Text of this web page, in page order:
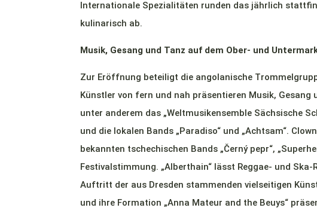
Internationale Spezialitäten runden das jährlich
kulinarisch ab.
Musik, Gesang und Tanz auf dem Ober- und
Zur Eröffnung beteiligt die angolanische
Künstler von fern und nah präsentieren Musik,
unter anderem das „Weltmusikensemble Sächsische
und die lokalen Bands „Paradiso“ und „Achtsam“.
bekannten tschechischen Bands „Černý pepr“,
Festivalstimmung. „Alberthain“ lässt Reggae- und
Auftritt der aus Dresden stammenden vielseitigen
und ihre Formation „Anna Mateur and the Beuys“